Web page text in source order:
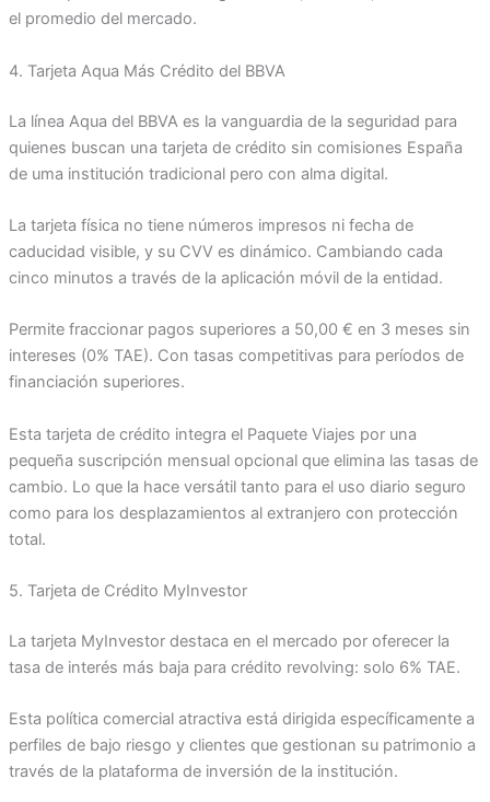
el promedio del mercado.
4. Tarjeta Aqua Más Crédito del BBVA
La línea Aqua del BBVA es la vanguardia de la seguridad para
quienes buscan una tarjeta de crédito sin comisiones España
de uma institución tradicional pero con alma digital.
La tarjeta física no tiene números impresos ni fecha de
caducidad visible, y su CVV es dinámico. Cambiando cada
cinco minutos a través de la aplicación móvil de la entidad.
Permite fraccionar pagos superiores a 50,00 € en 3 meses sin
intereses (0% TAE). Con tasas competitivas para períodos de
financiación superiores.
Esta tarjeta de crédito integra el Paquete Viajes por una
pequeña suscripción mensual opcional que elimina las tasas de
cambio. Lo que la hace versátil tanto para el uso diario seguro
como para los desplazamientos al extranjero con protección
total.
5. Tarjeta de Crédito MyInvestor
La tarjeta MyInvestor destaca en el mercado por oferecer la
tasa de interés más baja para crédito revolving: solo 6% TAE.
Esta política comercial atractiva está dirigida específicamente a
perfiles de bajo riesgo y clientes que gestionan su patrimonio a
través de la plataforma de inversión de la institución.